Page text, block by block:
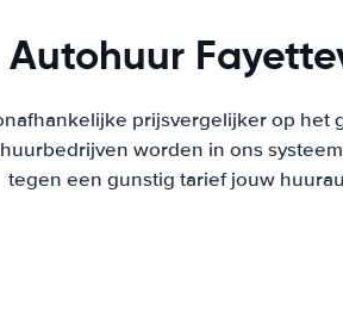
Autohuur
prijsvergelijker op
worden in ons
tegen een gunstig tarief jouw